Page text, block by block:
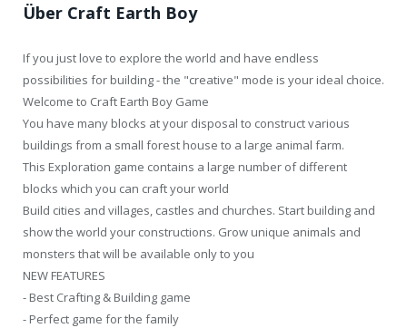
Über Craft Earth Boy
If you just love to explore the world and have endless
possibilities for building - the "creative" mode is your ideal choice.
Welcome to Craft Earth Boy Game
You have many blocks at your disposal to construct various
buildings from a small forest house to a large animal farm.
This Exploration game contains a large number of different
blocks which you can craft your world
Build cities and villages, castles and churches. Start building and
show the world your constructions. Grow unique animals and
monsters that will be available only to you
NEW FEATURES
- Best Crafting & Building game
- Perfect game for the family